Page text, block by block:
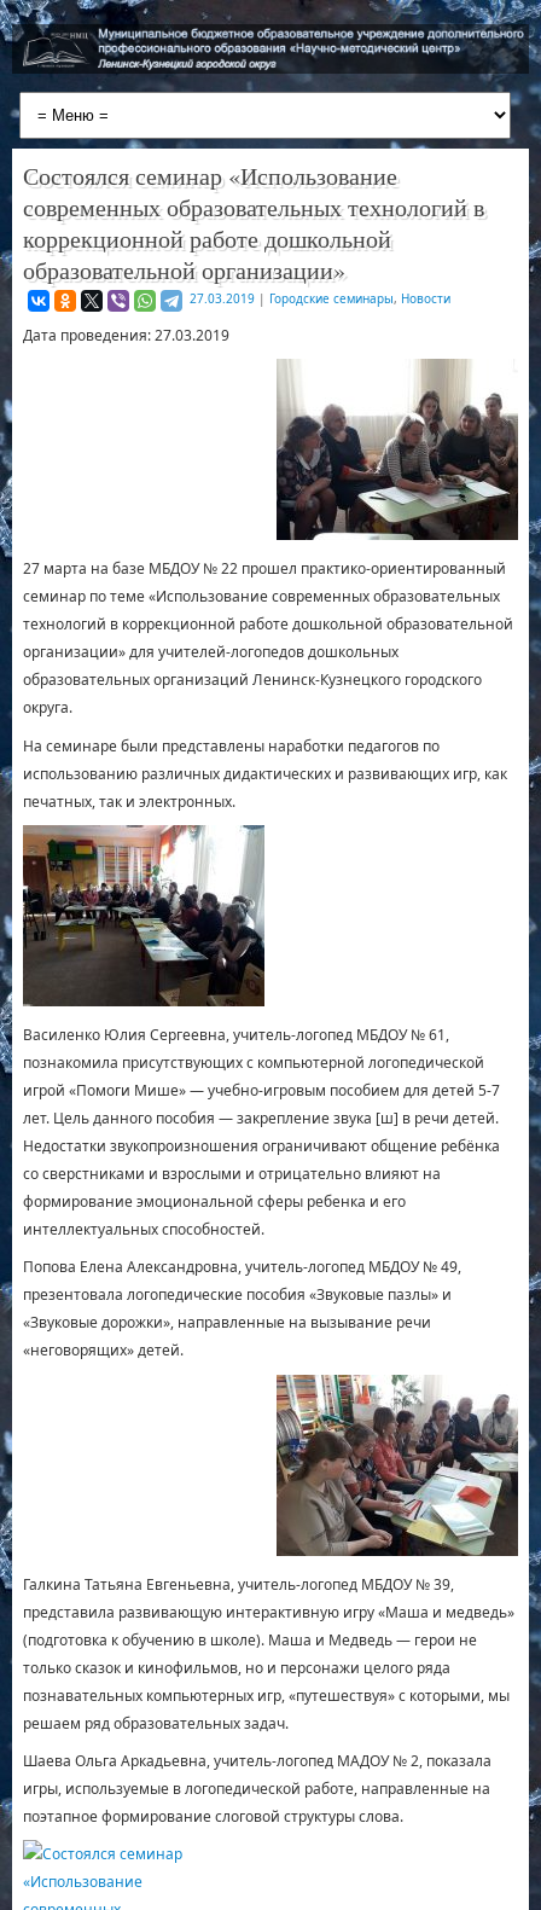
Состоялся семинар «Использование
современных образовательных технологий в
коррекционной работе дошкольной
образовательной организации»
27.03.2019 | Городские семинары, Новости
Дата проведения: 27.03.2019
27 марта на базе МБДОУ № 22 прошел практико-ориентированный
семинар по теме «Использование современных образовательных
технологий в коррекционной работе дошкольной образовательной
организации» для учителей-логопедов дошкольных
образовательных организаций Ленинск-Кузнецкого городского
округа.
На семинаре были представлены наработки педагогов по
использованию различных дидактических и развивающих игр, как
печатных, так и электронных.
Василенко Юлия Сергеевна, учитель-логопед МБДОУ № 61,
познакомила присутствующих с компьютерной логопедической
игрой «Помоги Мише» — учебно-игровым пособием для детей 5-7
лет. Цель данного пособия — закрепление звука [ш] в речи детей.
Недостатки звукопроизношения ограничивают общение ребёнка
со сверстниками и взрослыми и отрицательно влияют на
формирование эмоциональной сферы ребенка и его
интеллектуальных способностей.
Попова Елена Александровна, учитель-логопед МБДОУ № 49,
презентовала логопедические пособия «Звуковые пазлы» и
«Звуковые дорожки», направленные на вызывание речи
«неговорящих» детей.
Галкина Татьяна Евгеньевна, учитель-логопед МБДОУ № 39,
представила развивающую интерактивную игру «Маша и медведь»
(подготовка к обучению в школе). Маша и Медведь — герои не
только сказок и кинофильмов, но и персонажи целого ряда
познавательных компьютерных игр, «путешествуя» с которыми, мы
решаем ряд образовательных задач.
Шаева Ольга Аркадьевна, учитель-логопед МАДОУ № 2, показала
игры, используемые в логопедической работе, направленные на
поэтапное формирование слоговой структуры слова.